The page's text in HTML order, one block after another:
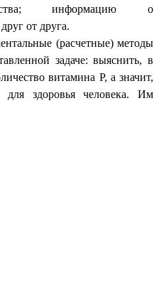
информацию о
от друга.
(расчетные) методы
задаче: выяснить, в
витамина Р, а значит,
для здоровья человека. Им